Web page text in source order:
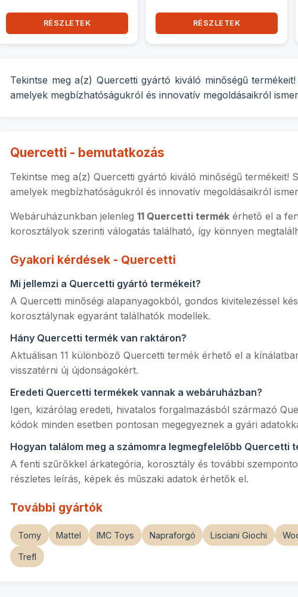
RÉSZLETEK RÉSZLETEK
Tekintse meg a(z) Quercetti gyártó kiváló minőségű
amelyek megbízhatóságukról és innovatív megoldásaikról
Quercetti - bemutatkozás
Tekintse meg a(z) Quercetti gyártó kiváló minőségű
amelyek megbízhatóságukról és innovatív megoldásaikról
Webáruházunkban jelenleg 11 Quercetti termék érhető el a
korosztályok szerinti válogatás található, így könnyen
Gyakori kérdések - Quercetti
Mi jellemzi a Quercetti gyártó termékeit?
A Quercetti minőségi alapanyagokból, gondos kivitelezéssel
korosztálynak egyaránt találhatók modellek.
Hány Quercetti termék van raktáron?
Aktuálisan 11 különböző Quercetti termék érhető el a
visszatérni új újdonságokért.
Eredeti Quercetti termékek vannak a webáruházban?
Igen, kizárólag eredeti, hivatalos forgalmazásból származó
kódok minden esetben pontosan megegyeznek a gyári
Hogyan találom meg a számomra legmegfelelőbb Quercetti
A fenti szűrőkkel árkategória, korosztály és további
részletes leírás, képek és műszaki adatok érhetők el.
További gyártók
Tomy Mattel IMC Toys Napraforgó Lisciani Giochi
Trefl